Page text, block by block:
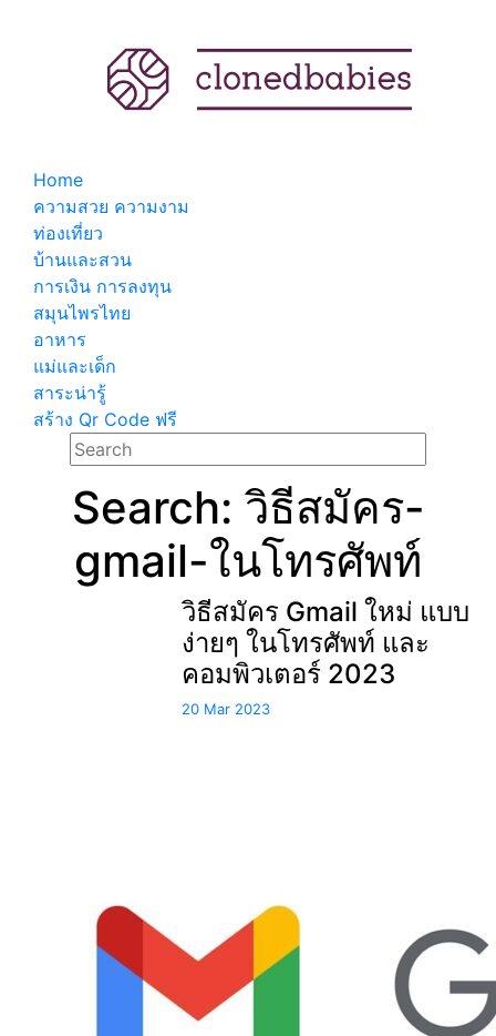
Home
ความสวย ความงาม
ท่องเที่ยว
บ้านและสวน
การเงิน การลงทุน
สมุนไพรไทย
อาหาร
แม่และเด็ก
สาระน่ารู้
สร้าง Qr Code ฟรี
Search: วิธีสมัคร-
gmail-ในโทรศัพท์
วิธีสมัคร Gmail ใหม่ แบบ
ง่ายๆ ในโทรศัพท์ และ
คอมพิวเตอร์ 2023
20 Mar 2023